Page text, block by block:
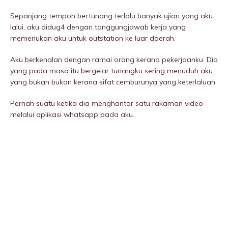
Sepanjang tempoh bertunang terlalu banyak ujian yang aku
lalui, aku didug4 dengan tanggungjawab kerja yang
memerlukan aku untuk outstation ke luar daerah.
Aku berkenalan dengan ramai orang kerana pekerjaanku. Dia
yang pada masa itu bergelar tunangku sering menuduh aku
yang bukan bukan kerana sifat cemburunya yang keterlaluan.
Pernah suatu ketika dia menghantar satu rakaman video
melalui aplikasi whatsapp pada aku.